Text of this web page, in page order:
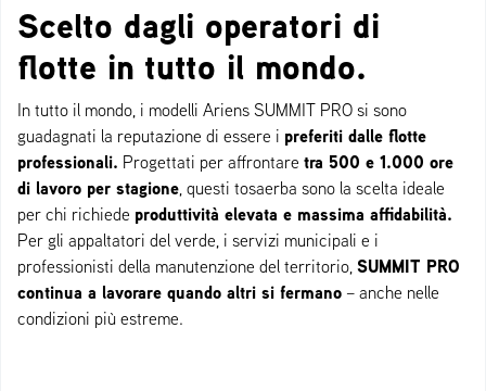
Scelto dagli operatori di
flotte in tutto il mondo.
In tutto il mondo, i modelli Ariens SUMMIT PRO si sono
guadagnati la reputazione di essere i preferiti dalle flotte
professionali. Progettati per affrontare tra 500 e 1.000 ore
di lavoro per stagione, questi tosaerba sono la scelta ideale
per chi richiede produttività elevata e massima affidabilità.
Per gli appaltatori del verde, i servizi municipali e i
professionisti della manutenzione del territorio, SUMMIT PRO
continua a lavorare quando altri si fermano – anche nelle
condizioni più estreme.